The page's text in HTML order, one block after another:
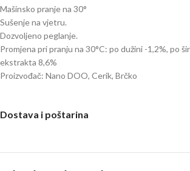
Mašinsko pranje na 30°
Sušenje na vjetru.
Dozvoljeno peglanje.
Promjena pri pranju na 30°C: po dužini -1,2%, po
ekstrakta 8,6%
Proizvođač: Nano DOO, Cerik, Brčko
Dostava i poštarina